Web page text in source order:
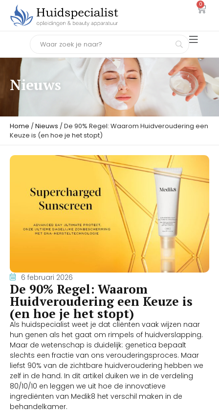
0
Nieuws
Home /Nieuws / De 90% Regel: Waarom Huidveroudering een
Keuze is (en hoe je het stopt)
De 90% Regel: Waarom
Huidveroudering een Keuze is
(en hoe je het stopt)
Als huidspecialist weet je dat cliënten vaak wijzen naar
hun genen als het gaat om rimpels of huidverslapping.
Maar de wetenschap is duidelijk: genetica bepaalt
slechts een fractie van ons verouderingsproces. Maar
liefst 90% van de zichtbare huidveroudering hebben we
zelf in de hand. In dit artikel duiken we in de verdeling
80/10/10 en leggen we uit hoe de innovatieve
ingrediënten van Medik8 het verschil maken in de
behandelkamer.
6 februari 2026